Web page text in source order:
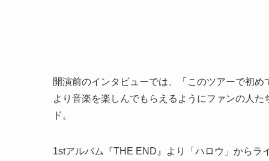
開演前のインタビューでは、「このツアーで初
より音楽を楽しんでもらえるようにファンの人
ド。
1stアルバム『THE END』より「ハロウ」からラ